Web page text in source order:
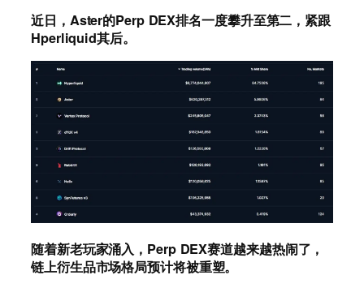
近日，Aster的Perp DEX排名一度攀升至第二，紧跟
Hperliquid其后。
随着新老玩家涌入，Perp DEX赛道越来越热闹了，
链上衍生品市场格局预计将被重塑。